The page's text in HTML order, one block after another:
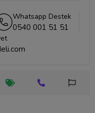
Whatsapp Destek
0540 001 51 51